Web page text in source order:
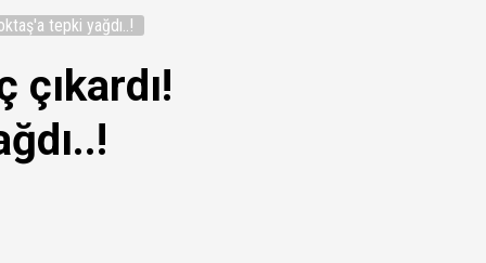
edilmeye razıyım'
Hür Ağbaba gözaltında!
tepki yağdı..!
çıkardı!